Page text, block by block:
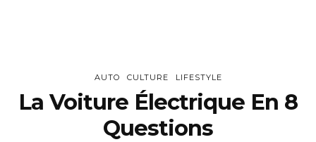
AUTO CULTURE LIFESTYLE
La Voiture Électrique En 8
Questions